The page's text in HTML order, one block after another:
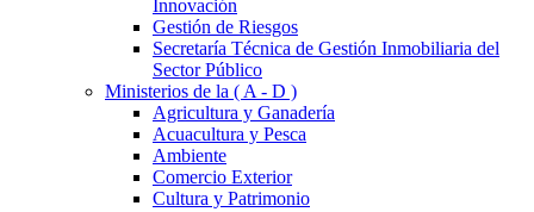
Innovación
Gestión de Riesgos
Secretaría Técnica de Gestión Inmobiliaria del
Sector Público
Ministerios de la ( A - D )
Agricultura y Ganadería
Acuacultura y Pesca
Ambiente
Comercio Exterior
Cultura y Patrimonio